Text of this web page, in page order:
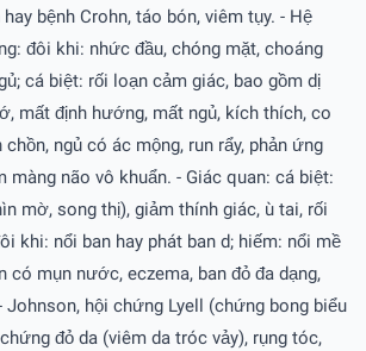
bệnh Crohn, táo bón, viêm tụy. - Hệ
đôi khi: nhức đầu, chóng mặt, choáng
cá biệt: rối loạn cảm giác, bao gồm dị
mất định hướng, mất ngủ, kích thích, co
ngủ có ác mộng, run rẩy, phản ứng
màng não vô khuẩn. - Giác quan: cá biệt:
mờ, song thị), giảm thính giác, ù tai, rối
khi: nổi ban hay phát ban d; hiếm: nổi mề
có mụn nước, eczema, ban đỏ đa dạng,
Johnson, hội chứng Lyell (chứng bong biểu
đỏ da (viêm da tróc vảy), rụng tóc,